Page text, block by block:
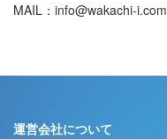
MAIL：info@wakachi-i.com
運営会社について